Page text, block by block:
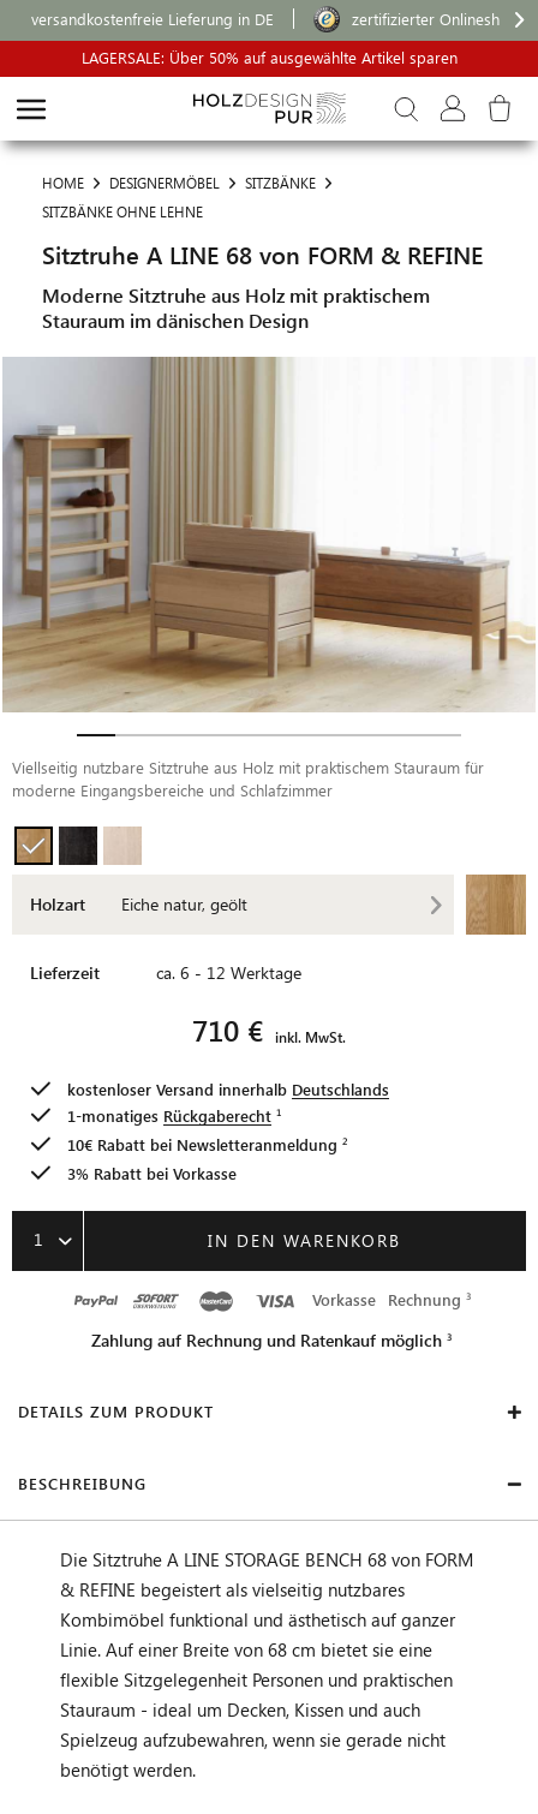
versandkostenfreie Lieferung in DE
zertifizierter Onlineshop
LAGERSALE: Über 50% auf ausgewählte Artikel sparen
HOME DESIGNERMÖBEL
SITZBÄNKE
SITZBÄNKE OHNE LEHNE
Sitztruhe A LINE 68 von FORM & REFINE
Moderne Sitztruhe aus Holz mit praktischem
Stauraum im dänischen Design
Viellseitig nutzbare Sitztruhe aus Holz mit praktischem Stauraum für
moderne Eingangsbereiche und Schlafzimmer
Holzart Eiche natur, geölt
Lieferzeit ca. 6 - 12 Werktage
710 € inkl. MwSt.
kostenloser Versand innerhalb Deutschlands
1-monatiges Rückgaberecht
10€ Rabatt bei Newsletteranmeldung
3% Rabatt bei Vorkasse
1 IN DEN WARENKORB
Vorkasse Rechnung
Zahlung auf Rechnung und Ratenkauf möglich
DETAILS ZUM PRODUKT
BESCHREIBUNG
Die Sitztruhe A LINE STORAGE BENCH 68 von FORM
& REFINE begeistert als vielseitig nutzbares
Kombimöbel funktional und ästhetisch auf ganzer
Linie. Auf einer Breite von 68 cm bietet sie eine
flexible Sitzgelegenheit Personen und praktischen
Stauraum - ideal um Decken, Kissen und auch
Spielzeug aufzubewahren, wenn sie gerade nicht
benötigt werden.